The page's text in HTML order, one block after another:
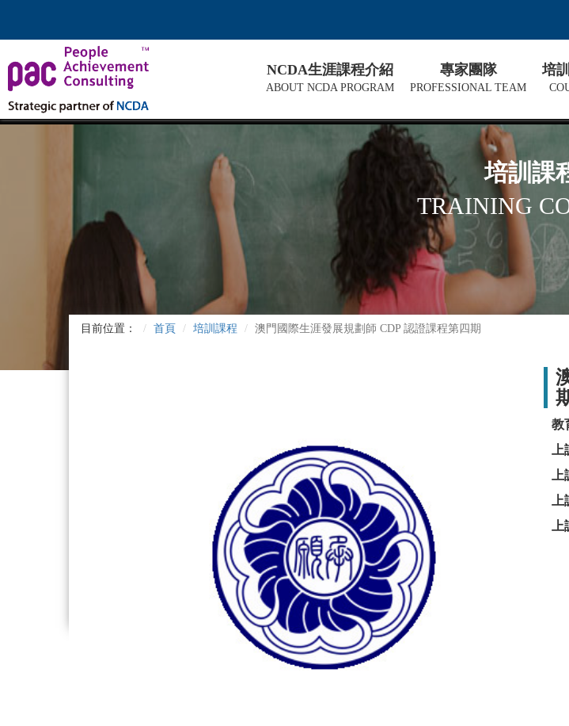
NCDA生涯課程介紹
ABOUT NCDA PROGRAM
專家團隊
PROFESSIONAL TEAM
培
培訓課
TRAINING
目前位置： 首頁 培訓課程 澳門國際生涯發展規劃師 CDP 認證課程第四期
教